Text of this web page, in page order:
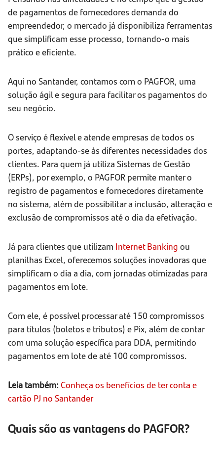
de pagamentos de fornecedores demanda do
empreendedor, o mercado já disponibiliza ferramentas
que simplificam esse processo, tornando-o mais
prático e eficiente.
Aqui no Santander, contamos com o PAGFOR, uma
solução ágil e segura para facilitar os pagamentos do
seu negócio.
O serviço é flexível e atende empresas de todos os
portes, adaptando-se às diferentes necessidades dos
clientes. Para quem já utiliza Sistemas de Gestão
(ERPs), por exemplo, o PAGFOR permite manter o
registro de pagamentos e fornecedores diretamente
no sistema, além de possibilitar a inclusão, alteração e
exclusão de compromissos até o dia da efetivação.
Já para clientes que utilizam Internet Banking ou
planilhas Excel, oferecemos soluções inovadoras que
simplificam o dia a dia, com jornadas otimizadas para
pagamentos em lote.
Com ele, é possível processar até 150 compromissos
para títulos (boletos e tributos) e Pix, além de contar
com uma solução específica para DDA, permitindo
pagamentos em lote de até 100 compromissos.
Leia também: Conheça os benefícios de ter conta e
cartão PJ no Santander
Quais são as vantagens do PAGFOR?